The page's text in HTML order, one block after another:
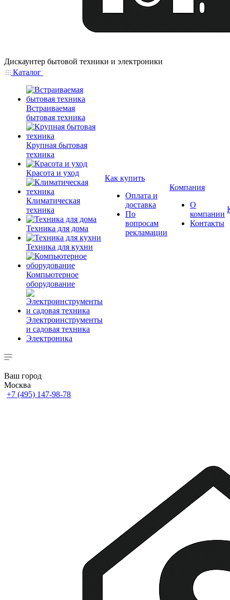
Дискаунтер бытовой техники и электроники
Каталог
Встраиваемая
бытовая техника
Крупная бытовая
техника
Красота и уход
Климатическая
техника
Техника для дома
Техника для кухни
Компьютерное
оборудование
Электроинструменты
и садовая техника
Электроника
Как купить
Оплата и
доставка
По
вопросам
рекламации
Компания
О
компании
Контакты
Ваш город
Москва
+7 (495) 147-98-78